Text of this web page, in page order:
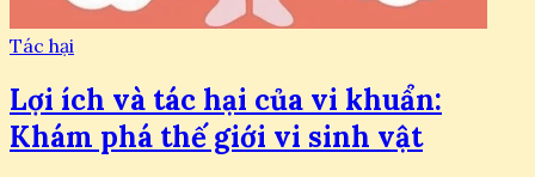
Tác hại
Lợi ích và tác hại của vi khuẩn:
Khám phá thế giới vi sinh vật